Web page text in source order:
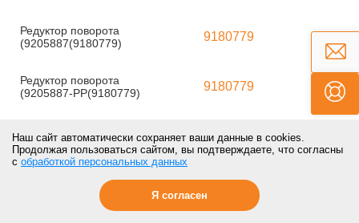
Редуктор поворота
(9205887(9180779)
9180779 Под
Редуктор поворота
(9205887-PP(9180779)
9180779 Под
(9205887-IT(9180779)
9180779
Навесное оборудованиедля ZX240-3
Наш сайт автоматически сохраняет ваши данные в cookies.
Продолжая пользоваться сайтом, вы подтверждаете, что согласны
с обработкой персональных данных
Я согласен